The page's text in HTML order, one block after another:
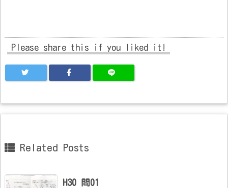
Please share this if you liked it!
Related Posts
H30 問01